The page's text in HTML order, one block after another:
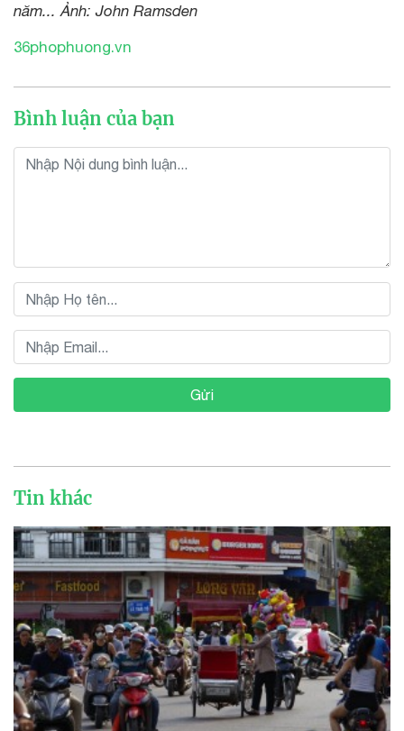
năm... Ảnh: John Ramsden
36phophuong.vn
Bình luận của bạn
Gửi
Tin khác